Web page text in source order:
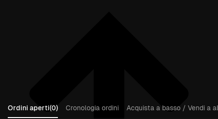
Ordini aperti(0) Cronologia ordini
Acquista a basso / Vendi a